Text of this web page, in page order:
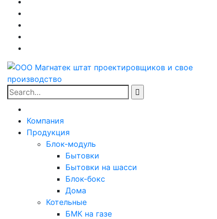
Search
for:
Компания
Продукция
Блок-модуль
Бытовки
Бытовки на шасси
Блок-бокс
Дома
Котельные
БМК на газе